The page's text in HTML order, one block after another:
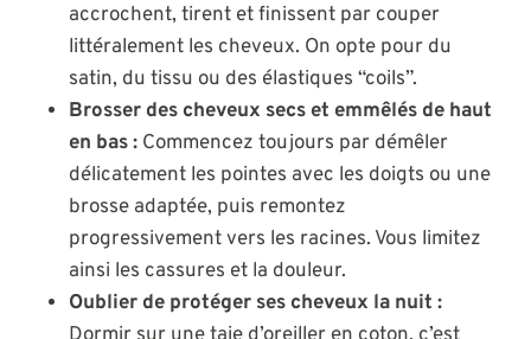
accrochent, tirent et finissent par couper
littéralement les cheveux. On opte pour du
satin, du tissu ou des élastiques “coils”.
Brosser des cheveux secs et emmêlés de haut
en bas : Commencez toujours par démêler
délicatement les pointes avec les doigts ou une
brosse adaptée, puis remontez
progressivement vers les racines. Vous limitez
ainsi les cassures et la douleur.
Oublier de protéger ses cheveux la nuit :